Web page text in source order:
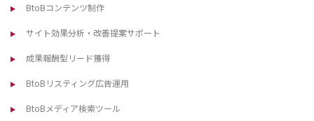
BtoBコンテンツ制作
サイト効果分析・改善提案サポート
成果報酬型リード獲得
BtoBリスティング広告運用
BtoBメディア検索ツール